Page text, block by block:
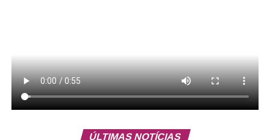
3. Comercial da panificadora Du Juca, Quadra 01, CL
01, SCE – Leste;
4. Central — próximo ao Dia a Dia
ÚLTIMAS NOTÍCIAS